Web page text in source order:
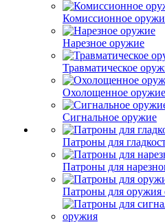
Комиссионное
Нарезное оружие
Травматическое
Охолощенное оружие
Сигнальное оружие
Патроны для
Патроны для
Патроны для оружия